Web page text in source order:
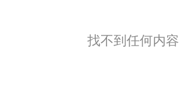
找不到任何内容